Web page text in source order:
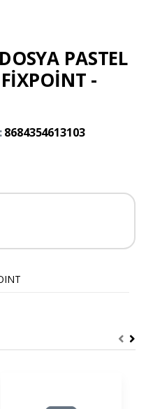
PASTEL
-
8684354613103